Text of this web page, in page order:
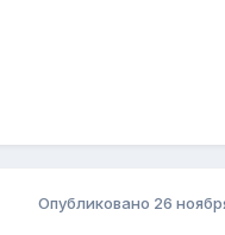
Опубликовано 26